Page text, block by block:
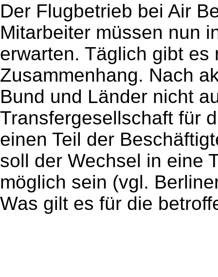
Der Flugbetrieb bei Air
Mitarbeiter müssen nun
erwarten. Täglich gibt
Zusammenhang. Nach
Bund und Länder nicht
Transfergesellschaft für
einen Teil der
soll der Wechsel in eine
möglich sein (vgl.
Was gilt es für die